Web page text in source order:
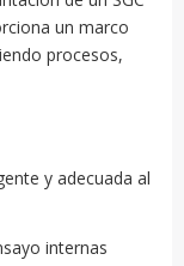
un marco
procesos,
y adecuada al
internas